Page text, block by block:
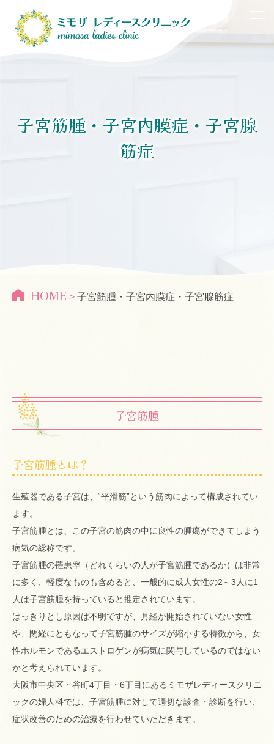
HOME
子宮筋腫・子宮内膜症・子宮腺
筋症
HOME > 子宮筋腫・子宮内膜症・子宮腺筋症
子宮筋腫
子宮筋腫とは？
生殖器である子宮は、“平滑筋”という筋肉によって構成されてい
ます。
子宮筋腫とは、この子宮の筋肉の中に良性の腫瘍ができてしまう
病気の総称です。
子宮筋腫の罹患率（どれくらいの人が子宮筋腫であるか）は非常
に多く、軽度なものも含めると、一般的に成人女性の2～3人に1
人は子宮筋腫を持っていると推定されています。
はっきりとし原因は不明ですが、月経が開始されていない女性
や、閉経にともなって子宮筋腫のサイズが縮小する特徴から、女
性ホルモンであるエストロゲンが病気に関与しているのではない
かと考えられています。
大阪市中央区・谷町4丁目・6丁目にあるミモザレディースクリニ
ックの婦人科では、子宮筋腫に対して適切な診査・診断を行い、
症状改善のための治療を行わせていただきます。